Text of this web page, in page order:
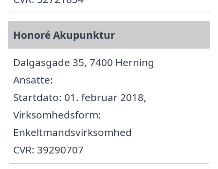
Honoré Akupunktur
Dalgasgade 35, 7400 Herning
Ansatte:
Startdato: 01. februar 2018,
Virksomhedsform:
Enkeltmandsvirksomhed
CVR: 39290707